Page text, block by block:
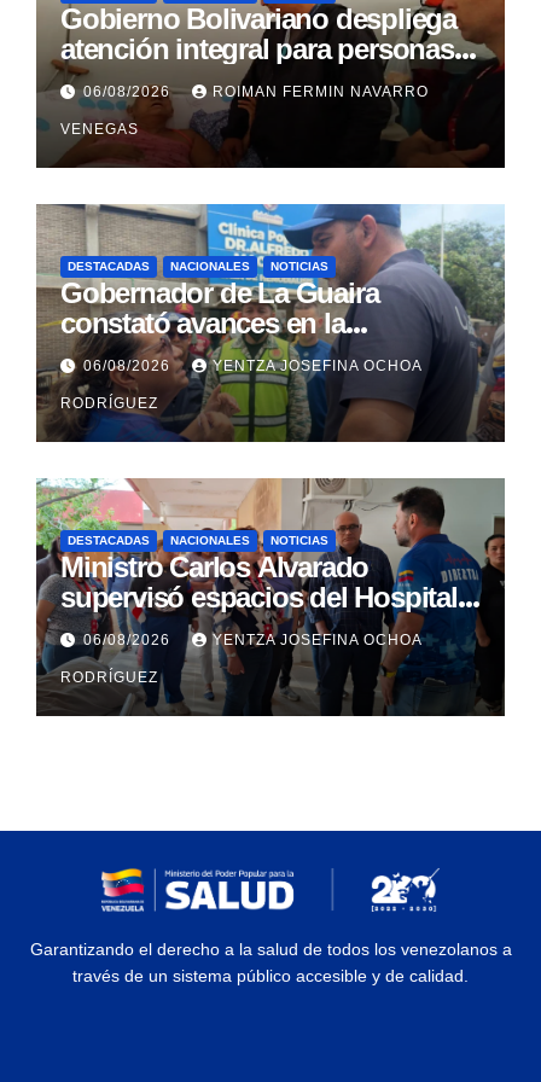
Gobierno Bolivariano despliega
atención integral para personas
con discapacidad en
campamentos de La Guaira
06/08/2026 ROIMAN FERMIN NAVARRO
VENEGAS
DESTACADAS NACIONALES NOTICIAS
Gobernador de La Guaira
constató avances en la
rehabilitación del Hospitalito de
Catia la Mar
06/08/2026 YENTZA JOSEFINA OCHOA
RODRÍGUEZ
DESTACADAS NACIONALES NOTICIAS
Ministro Carlos Alvarado
supervisó espacios del Hospital
Dermatológico Dr. Martín Vegas
en La Guaira
06/08/2026 YENTZA JOSEFINA OCHOA
RODRÍGUEZ
Garantizando el derecho a la salud de todos los venezolanos a
través de un sistema público accesible y de calidad.